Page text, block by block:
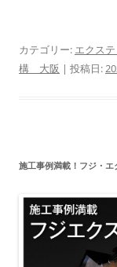
カテゴリー: エクス
構 大阪 | 投稿日:
施工事例満載！フジ・